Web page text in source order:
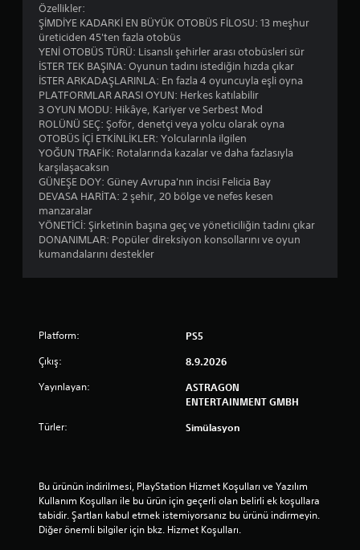
t
i
ç
i
n
b
a
z
ı
s
e
ç
e
n
e
k
m
A
y
Özellikler:
ŞİMDİYE KADARKİ EN BÜYÜK OTOBÜS FİLOSU: 13 meşhur
üreticiden 45'ten fazla otobüs
YENİ OTOBÜS TÜRÜ: Lisanslı şehirler arası otobüsleri sür
İSTER TEK BAŞINA: Oyunun tadını istediğin hızda çıkar
İSTER ARKADAŞLARINLA: En fazla 4 oyuncuyla eşli oyna
PLATFORMLAR ARASI OYUN: Herkes katılabilir
3 OYUN MODU: Hikâye, Kariyer ve Serbest Mod
ROLÜNÜ SEÇ: Şoför, denetçi veya yolcu olarak oyna
OTOBÜS İÇİ ETKİNLİKLER: Yolcularınla ilgilen
YOĞUN TRAFİK: Rotalarında kazalar ve daha fazlasıyla
karşılaşacaksın
GÜNEŞE DOY: Güney Avrupa'nın incisi Felicia Bay
DEVASA HARİTA: 2 şehir, 20 bölge ve nefes kesen
manzaralar
YÖNETİCİ: Şirketinin başına geç ve yöneticiliğin tadını çıkar
DONANIMLAR: Popüler direksiyon konsollarını ve oyun
kumandalarını destekler
Platform: PS5
Çıkış: 8.9.2026
Yayınlayan:
ASTRAGON
ENTERTAINMENT GMBH
Türler: Simülasyon
Bu ürünün indirilmesi, PlayStation Hizmet Koşulları ve Yazılım
Kullanım Koşulları ile bu ürün için geçerli olan belirli ek koşullara
tabidir. Şartları kabul etmek istemiyorsanız bu ürünü indirmeyin.
Diğer önemli bilgiler için bkz. Hizmet Koşulları.